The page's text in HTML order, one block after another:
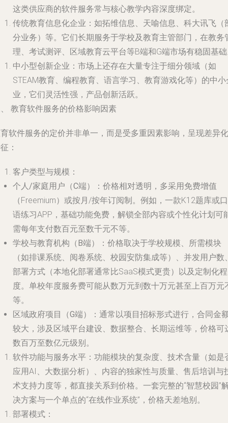
这类供应商的软件服务常与核心教学内容深度绑定。
传统教育信息化企业 ：如拓维信息、天喻信息、科大讯飞（
分业务）等。它们长期服务于学校及教育主管部门，在教务
理、考试测评、区域教育云平台等B端和G端市场有稳固基
中小型创新企业 ：市场上还存在大量专注于细分领域（如
STEAM教育、编程教育、语言学习、教育游戏化等）的中小
业，它们灵活性强，产品创新活跃。
教育软件服务的价格影响因素
软件服务的定价并非单一，而是受多重因素影响，呈现差异化
：
客户类型与规模 ：
个人/家庭用户（C端）
：价格相对透明，多采用免费增值
（Freemium）或按月/按年订阅制。例如，一款K12题库或口
语练习APP，基础功能免费，解锁全部内容或个性化计划可
需每年支付数百元至数千元不等。
学校与教育机构（B端）
：价格取决于学校规模、所需模块
（如排课系统、阅卷系统、校园安防集成等）、并发用户数
部署方式（本地化部署通常比SaaS模式更贵）以及定制化程
度。单校年度服务费可能从数万元到数十万元甚至上百万元
等。
区域政府项目（G端）
：通常以项目招标形式进行，合同金
较大，涉及区域平台建设、数据整合、长期运维等，价格可
数百万至数亿元级别。
软件功能与服务水平 ：功能模块的复杂度、技术含量（如是
应用AI、大数据分析）、内容的独家性与质量、售后培训与
术支持力度等，都直接关系到价格。一套完整的“智慧校园”
决方案与一个单点的“在线作业系统”，价格天差地别。
部署模式 ：